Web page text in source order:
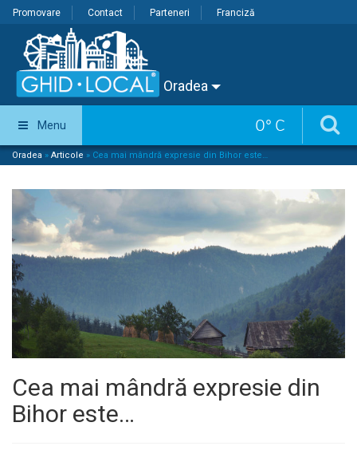
Promovare Contact Parteneri Franciză
Oradea
0° C
Menu
Oradea » Articole » Cea mai mândră expresie din Bihor este…
Cea mai mândră expresie din
Bihor este…